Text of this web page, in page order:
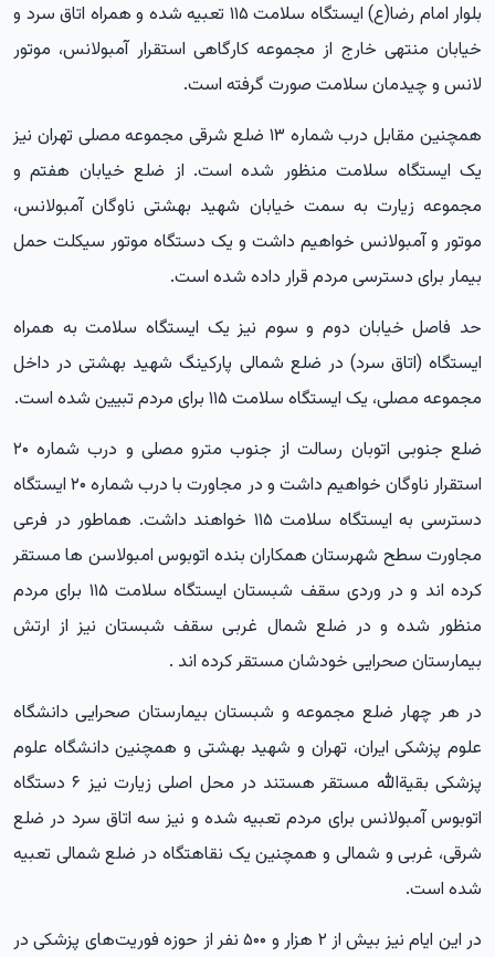
بلوار امام رضا(ع) ایستگاه سلامت ۱۱۵ تعبیه شده و همراه اتاق سرد و
خیابان منتهی خارج از مجموعه کارگاهی استقرار آمبولانس، موتور
لانس و چیدمان سلامت صورت گرفته است.
همچنین مقابل درب شماره ۱۳ ضلع شرقی مجموعه مصلی تهران نیز
یک ایستگاه سلامت منظور شده است. از ضلع خیابان هفتم و
مجموعه زیارت به سمت خیابان شهید بهشتی ناوگان آمبولانس،
موتور و آمبولانس خواهیم داشت و یک دستگاه موتور سیکلت حمل
بیمار برای دسترسی مردم قرار داده شده است.
حد فاصل خیابان دوم و سوم نیز یک ایستگاه سلامت به همراه
ایستگاه (اتاق سرد) در ضلع شمالی پارکینگ شهید بهشتی در داخل
مجموعه مصلی، یک ایستگاه سلامت ۱۱۵ برای مردم تبیین شده است.
ضلع جنوبی اتوبان رسالت از جنوب مترو مصلی و درب شماره ۲۰
استقرار ناوگان خواهیم داشت و در مجاورت با درب شماره ۲۰ ایستگاه
دسترسی به ایستگاه سلامت ۱۱۵ خواهند داشت. هماطور در فرعی
مجاورت سطح شهرستان همکاران بنده اتوبوس امبولاسن ها مستقر
کرده اند و در وردی سقف شبستان ایستگاه سلامت ۱۱۵ برای مردم
منظور شده و در ضلع شمال غربی سقف شبستان نیز از ارتش
بیمارستان صحرایی خودشان مستقر کرده اند .
در هر چهار ضلع مجموعه و شبستان بیمارستان صحرایی دانشگاه
علوم پزشکی ایران، تهران و شهید بهشتی و همچنین دانشگاه علوم
پزشکی بقیةالله مستقر هستند در محل اصلی زیارت نیز ۶ دستگاه
اتوبوس آمبولانس برای مردم تعبیه شده و نیز سه اتاق سرد در ضلع
شرقی، غربی و شمالی و همچنین یک نقاهتگاه در ضلع شمالی تعبیه
شده است.
در این ایام نیز بیش از ۲ هزار و ۵۰۰ نفر از حوزه فوریت‌های پزشکی در